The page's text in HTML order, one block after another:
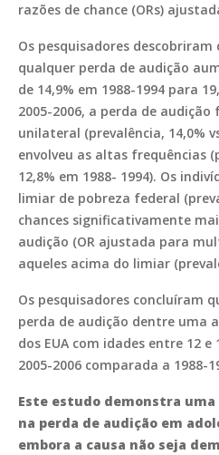
razões de chance (ORs)
Os pesquisadores descobriram
qualquer perda de audição
de 14,9% em 1988-1994 para
2005-2006, a perda de
unilateral (prevalência, 14,0%
envolveu as altas frequências
12,8% em 1988- 1994). Os
limiar de pobreza federal
chances significativamente
audição (OR ajustada para
aqueles acima do limiar
Os pesquisadores concluíram
perda de audição dentre uma
dos EUA com idades entre 12
2005-2006 comparada a 1988-
Este estudo demonstra
na perda de audição em
embora a causa não seja